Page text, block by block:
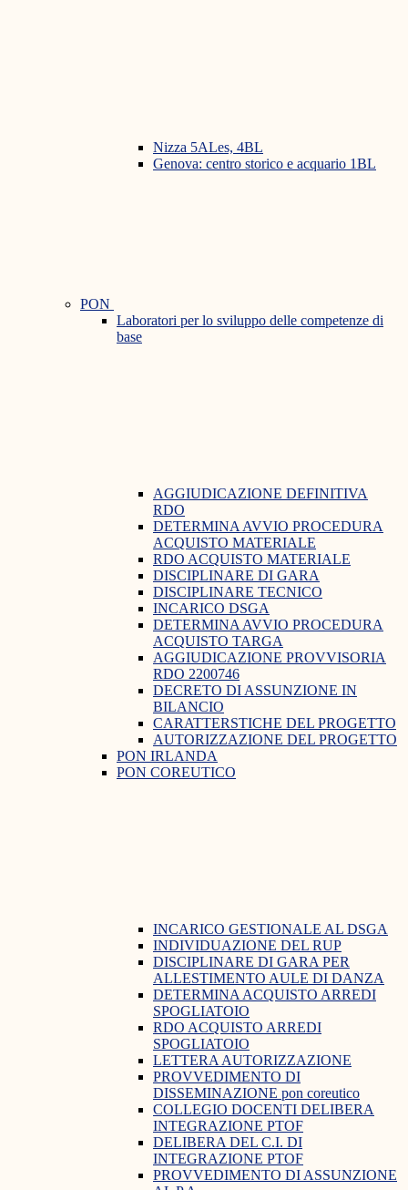
Nizza 5ALes, 4BL
Genova: centro storico e acquario 1BL
PON
Laboratori per lo sviluppo delle competenze di
base
AGGIUDICAZIONE DEFINITIVA
RDO
DETERMINA AVVIO PROCEDURA
ACQUISTO MATERIALE
RDO ACQUISTO MATERIALE
DISCIPLINARE DI GARA
DISCIPLINARE TECNICO
INCARICO DSGA
DETERMINA AVVIO PROCEDURA
ACQUISTO TARGA
AGGIUDICAZIONE PROVVISORIA
RDO 2200746
DECRETO DI ASSUNZIONE IN
BILANCIO
CARATTERSTICHE DEL PROGETTO
AUTORIZZAZIONE DEL PROGETTO
PON IRLANDA
PON COREUTICO
INCARICO GESTIONALE AL DSGA
INDIVIDUAZIONE DEL RUP
DISCIPLINARE DI GARA PER
ALLESTIMENTO AULE DI DANZA
DETERMINA ACQUISTO ARREDI
SPOGLIATOIO
RDO ACQUISTO ARREDI
SPOGLIATOIO
LETTERA AUTORIZZAZIONE
PROVVEDIMENTO DI
DISSEMINAZIONE pon coreutico
COLLEGIO DOCENTI DELIBERA
INTEGRAZIONE PTOF
DELIBERA DEL C.I. DI
INTEGRAZIONE PTOF
PROVVEDIMENTO DI ASSUNZIONE